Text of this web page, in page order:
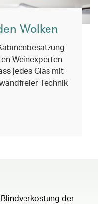
Wolken
Weinexperten
jedes Glas mit
Technik
der